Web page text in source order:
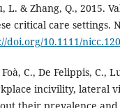
L. & Zhang, Q., 2015.
critical care settings.
doi.org/10.1111/
C., De Felippis, C.,
incivility, lateral
their prevalence and